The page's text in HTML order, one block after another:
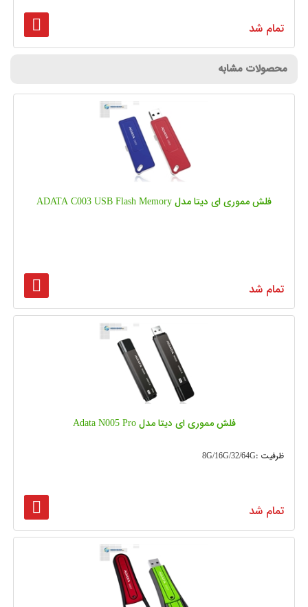
تمام شد
محصولات مشابه
فلش مموری ای دیتا مدل ADATA C003 USB Flash Memory
تمام شد
فلش مموری ای دیتا مدل Adata N005 Pro
ظرفیت :8G/16G/32/64G
تمام شد